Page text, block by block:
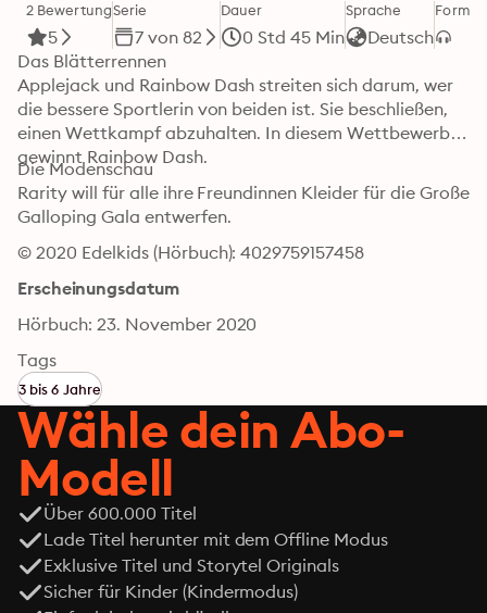
2 Bewertung
5
Serie
7 von 82
Dauer
0 Std 45 Min
Sprache
Deutsch
Format
Das Blätterrennen
Applejack und Rainbow Dash streiten sich darum, wer
die bessere Sportlerin von beiden ist. Sie beschließen,
einen Wettkampf abzuhalten. In diesem Wettbewerb
gewinnt Rainbow Dash.
Die Modenschau
Rarity will für alle ihre Freundinnen Kleider für die Große
Galloping Gala entwerfen.
© 2020 Edelkids (Hörbuch): 4029759157458
Erscheinungsdatum
Hörbuch: 23. November 2020
Tags
3 bis 6 Jahre
Wähle dein Abo-
Modell
Über 600.000 Titel
Lade Titel herunter mit dem Offline Modus
Exklusive Titel und Storytel Originals
Sicher für Kinder (Kindermodus)